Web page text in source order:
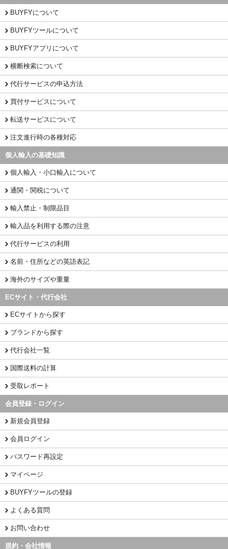
BUYFYについて
BUYFYツールについて
BUYFYアプリについて
横断検索について
代行サービスの申込方法
買付サービスについて
転送サービスについて
注文進行時の各種対応
個人輸入の基礎知識
個人輸入・小口輸入について
通関・関税について
輸入禁止・制限品目
輸入品を利用する際の注意
代行サービスの利用
名前・住所などの英語表記
海外のサイズや重量
ECサイト・代行会社
ECサイトから探す
ブランドから探す
代行会社一覧
国際送料の計算
受取レポート
会員登録・ログイン
新規会員登録
会員ログイン
パスワード再設定
マイページ
BUYFYツールの登録
よくある質問
お問い合わせ
規約・会社情報